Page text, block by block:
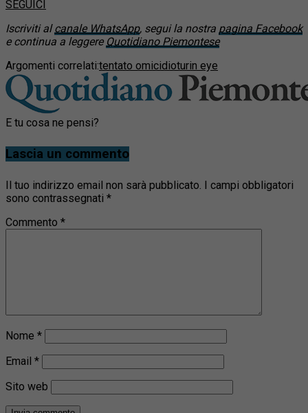
SEGUICI
Iscriviti alcanale WhatsApp, segui la nostra pagina Facebook
e continua a leggere Quotidiano Piemontese
Argomenti correlati:tentato omicidioturin eye
E tu cosa ne pensi?
Lascia un commento
Il tuo indirizzo email non sarà pubblicato.
I campi obbligatori
sono contrassegnati *
Commento *
Nome *
Email *
Sito web